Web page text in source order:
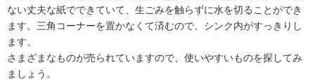
ない丈夫な紙でできていて、生ごみを触らずに水を切ることができ
ます。三角コーナーを置かなくて済むので、シンク内がすっきりし
ます。
さまざまなものが売られていますので、使いやすいものを探してみ
ましょう。